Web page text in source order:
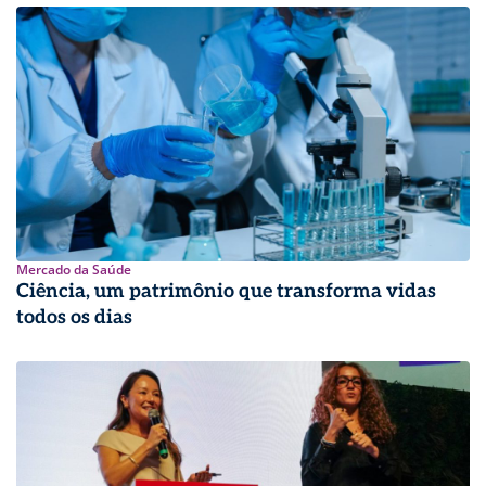
Mercado da Saúde
Ciência, um patrimônio que transforma vidas
todos os dias